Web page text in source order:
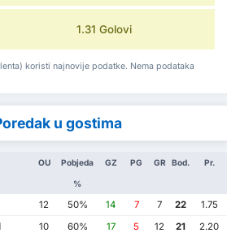
1.31 Golovi
koristi najnovije podatke. Nema podataka
u gostima
OU Pobjeda
%
GZ PG GR Bod. Pr.
12 50% 14 7 7 22
1.75
10 60% 17 5 12 21
2.20